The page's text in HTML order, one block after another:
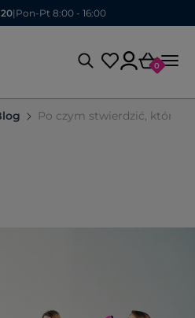
| Pon-Pt 8:00 - 16:00
0
Po czym stwierdzić, który